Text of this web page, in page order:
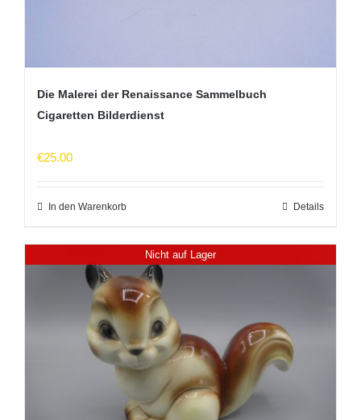
Die Malerei der Renaissance Sammelbuch
Cigaretten Bilderdienst
€25.00
In den Warenkorb Details
Nicht auf Lager